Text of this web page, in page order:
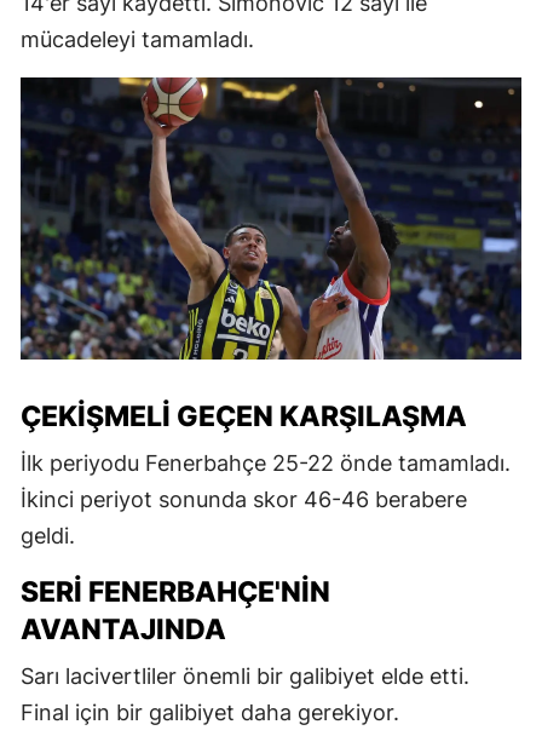
mücadeleyi tamamladı.
ÇEKIŞMELI GEÇEN KARŞILAŞMA
İlk periyodu Fenerbahçe 25-22 önde tamamladı.
İkinci periyot sonunda skor 46-46 berabere
geldi.
SERI FENERBAHÇE'NIN
AVANTAJINDA
Sarı lacivertliler önemli bir galibiyet elde etti.
Final için bir galibiyet daha gerekiyor.